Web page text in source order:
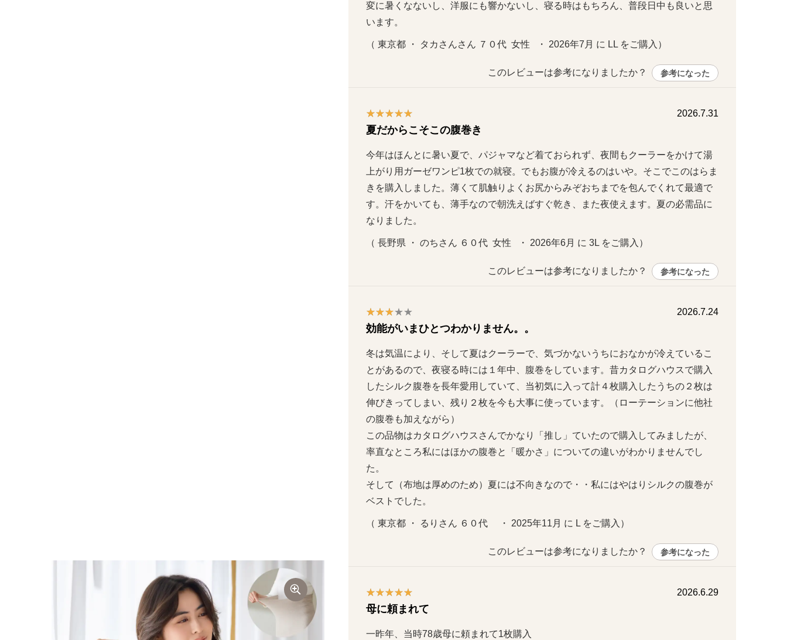
変に暑くなないし、洋服にも響かないし、寝る時はもちろん、普段日中も良いと思
います。
（ 東京都 ・ タカさんさん ７０代  女性   ・ 2026年7月 に LL をご購入）
このレビューは参考になりましたか？ 参考になった
2026.7.31
夏だからこそこの腹巻き
今年はほんとに暑い夏で、パジャマなど着ておられず、夜間もクーラーをかけて湯
上がり用ガーゼワンピ1枚での就寝。でもお腹が冷えるのはいや。そこでこのはらま
きを購入しました。薄くて肌触りよくお尻からみぞおちまでを包んでくれて最適で
す。汗をかいても、薄手なので朝洗えばすぐ乾き、また夜使えます。夏の必需品に
なりました。
（ 長野県 ・ のちさん ６０代  女性   ・ 2026年6月 に 3L をご購入）
このレビューは参考になりましたか？ 参考になった
2026.7.24
効能がいまひとつわかりません。。
冬は気温により、そして夏はクーラーで、気づかないうちにおなかが冷えているこ
とがあるので、夜寝る時には１年中、腹巻をしています。昔カタログハウスで購入
したシルク腹巻を長年愛用していて、当初気に入って計４枚購入したうちの２枚は
伸びきってしまい、残り２枚を今も大事に使っています。（ローテーションに他社
の腹巻も加えながら）
この品物はカタログハウスさんでかなり「推し」ていたので購入してみましたが、
率直なところ私にはほかの腹巻と「暖かさ」についての違いがわかりませんでし
た。
そして（布地は厚めのため）夏には不向きなので・・私にはやはりシルクの腹巻が
ベストでした。
（ 東京都 ・ るりさん ６０代     ・ 2025年11月 に L をご購入）
このレビューは参考になりましたか？ 参考になった
2026.6.29
母に頼まれて
一昨年、当時78歳母に頼まれて1枚購入